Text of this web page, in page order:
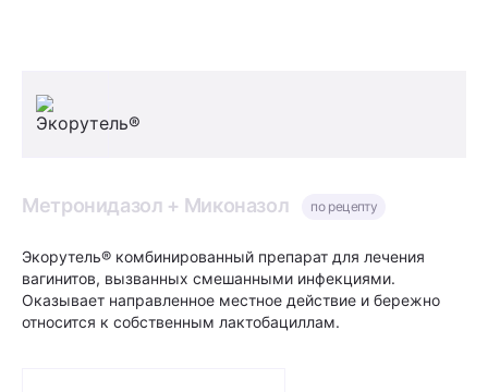
Метронидазол + Миконазол по рецепту
Экорутель® комбинированный препарат для лечения
вагинитов, вызванных смешанными инфекциями.
Оказывает направленное местное действие и бережно
относится к собственным лактобациллам.